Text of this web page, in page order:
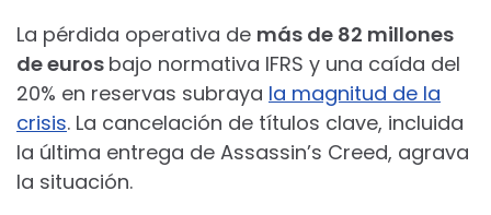
La pérdida operativa de más de 82 millones
de euros bajo normativa IFRS y una caída del
20% en reservas subraya la magnitud de la
crisis. La cancelación de títulos clave, incluida
la última entrega de Assassin’s Creed, agrava
la situación.